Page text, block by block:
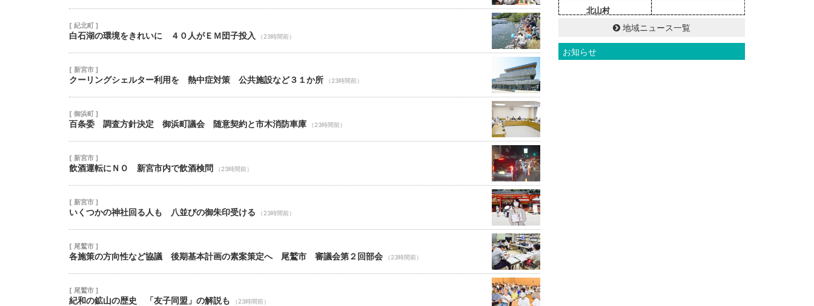
[ 紀北町 ]
白石湖の環境をきれいに ４０人がＥＭ団子投入 （23時間前）
[ 新宮市 ]
クーリングシェルター利用を 熱中症対策 公共施設など３１か所 （23時間前）
[ 御浜町 ]
百条委 調査方針決定 御浜町議会 随意契約と市木消防車庫 （23時間前）
[ 新宮市 ]
飲酒運転にＮＯ 新宮市内で飲酒検問 （23時間前）
[ 新宮市 ]
いくつかの神社回る人も 八並びの御朱印受ける （23時間前）
[ 尾鷲市 ]
各施策の方向性など協議 後期基本計画の素案策定へ 尾鷲市 審議会第２回部会 （23時間前）
[ 尾鷲市 ]
紀和の鉱山の歴史 「友子同盟」の解説も （23時間前）
北山村
地域ニュース一覧
お知らせ